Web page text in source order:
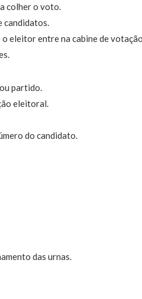
colher o voto.
candidatos.
eleitor entre na cabine de
partido.
eleitoral.
do candidato.
das urnas.